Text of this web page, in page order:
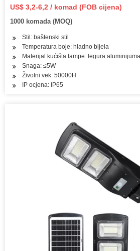
US$ 3,2-6,2 / komad (FOB cijena)
1000 komada (MOQ)
Stil: baštenski stil
Temperatura boje: hladno bijela
Materijal kućišta lampe: legura aluminijuma
Snaga: ≤5W
Životni vek: 50000H
IP ocjena: IP65